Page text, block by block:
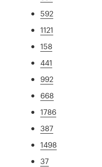
592
1121
158
441
992
668
1786
387
1498
37